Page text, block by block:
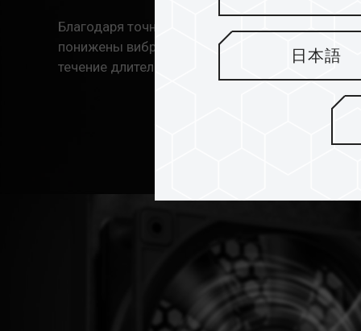
Благодаря точно спроектированным
понижены вибрация и шум и он может
течение длительных периодов времени при
日本語